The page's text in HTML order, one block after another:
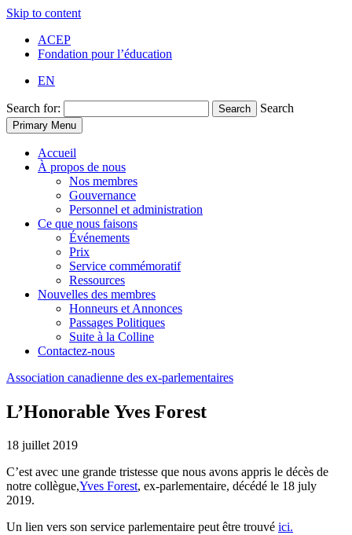
Skip to content
ACEP
Fondation pour l’éducation
EN
Search for: Search Search
Primary Menu
Accueil
À propos de nous
Nos membres
Gouvernance
Personnel et administration
Ce que nous faisons
Événements
Prix
Service commémoratif
Ressources
Nouvelles des membres
Honneurs et Annonces
Passages Politiques
Suite à la Colline
Contactez-nous
Association canadienne des ex-parlementaires
L’Honorable Yves Forest
18 juillet 2019
C’est avec une grande tristesse que nous avons appris le décès de
notre collègue,Yves Forest, ex-parlementaire, décédé le 18 july
2019.
Un lien vers son service parlementaire peut être trouvé ici.